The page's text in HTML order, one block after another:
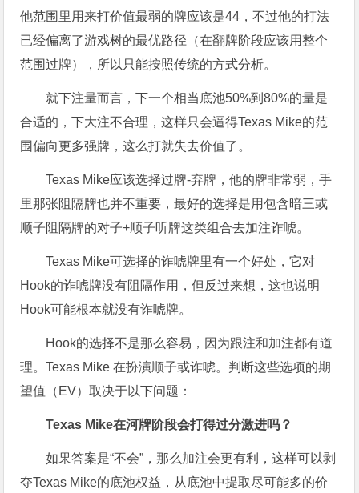
他范围里用来打价值最弱的牌应该是44，不过他的打法
已经偏离了游戏树的最优路径（在翻牌阶段应该用整个
范围过牌），所以只能按照传统的方式分析。
就下注量而言，下一个相当底池50%到80%的量是
合适的，下大注不合理，这样只会逼得Texas Mike的范
围偏向更多强牌，这么打就失去价值了。
Texas Mike应该选择过牌-弃牌，他的牌非常弱，手
里那张阻隔牌也并不重要，最好的选择是用包含暗三或
顺子阻隔牌的对子+顺子听牌这类组合去加注诈唬。
Texas Mike可选择的诈唬牌里有一个好处，它对
Hook的诈唬牌没有阻隔作用，但反过来想，这也说明
Hook可能根本就没有诈唬牌。
Hook的选择不是那么容易，因为跟注和加注都有道
理。Texas Mike 在扮演顺子或诈唬。判断这些选项的期
望值（EV）取决于以下问题：
Texas Mike在河牌阶段会打得过分激进吗？
如果答案是“不会”，那么加注会更有利，这样可以剥
夺Texas Mike的底池权益，从底池中提取尽可能多的价